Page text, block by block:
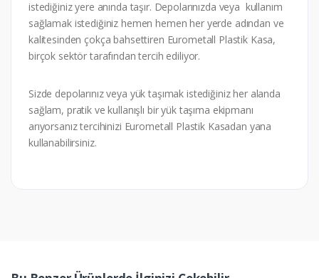
istediğiniz yere anında taşır. Depolarınızda veya kullanım
sağlamak istediğiniz hemen hemen her yerde adından ve
kalitesinden çokça bahsettiren Eurometall Plastik Kasa,
birçok sektör tarafından tercih ediliyor.
Sizde depolarınız veya yük taşımak istediğiniz her alanda
sağlam, pratik ve kullanışlı bir yük taşıma ekipmanı
arıyorsanız tercihinizi Eurometall Plastik Kasadan yana
kullanabilirsiniz.